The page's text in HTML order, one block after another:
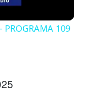
PROGRAMA 109